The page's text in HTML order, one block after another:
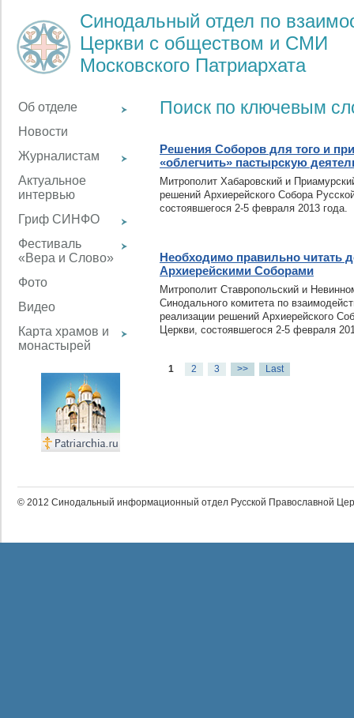
Синодальный отдел по
Церкви с обществом и СМИ
Московского Патриархата
Об отделе
Новости
Журналистам
Актуальное
интервью
Гриф СИНФО
Фестиваль
«Вера и Слово»
Фото
Видео
Карта храмов и
монастырей
Поиск по ключевым
Решения Соборов для того и
«облегчить» пастырскую
Митрополит Хабаровский и
решений Архиерейского Собора
состоявшегося 2-5 февраля 2013 года.
Необходимо правильно читать
Архиерейскими Соборами
Митрополит Ставропольский и
Синодального комитета по
реализации решений Архиерейского
Церкви, состоявшегося 2-5 февраля
1 2 3 >> Last
© 2012 Синодальный информационный отдел Русской Православной